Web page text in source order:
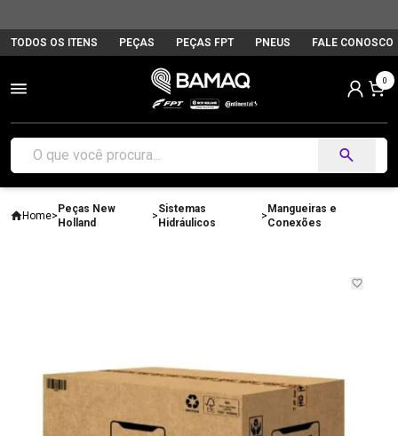
TODOS OS ITENS PEÇAS PEÇAS FPT PNEUS FALE CONOSCO
0
Home>
Peças New
Holland
>
Sistemas
Hidráulicos
>
Mangueiras e
Conexões